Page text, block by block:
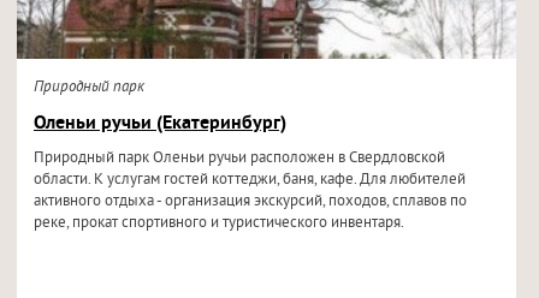
Природный парк
Оленьи ручьи (Екатеринбург)
Природный парк Оленьи ручьи расположен в Свердловской
области. К услугам гостей коттеджи, баня, кафе. Для любителей
активного отдыха - организация экскурсий, походов, сплавов по
реке, прокат спортивного и туристического инвентаря.